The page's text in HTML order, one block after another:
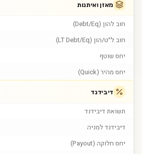
מאזן ואיתנות
חוב להון (Debt/Eq)
חוב ל״ט/הון (LT Debt/Eq)
יחס שוטף
יחס מהיר (Quick)
דיבידנד
תשואת דיבידנד
דיבידנד למניה
יחס חלוקה (Payout)